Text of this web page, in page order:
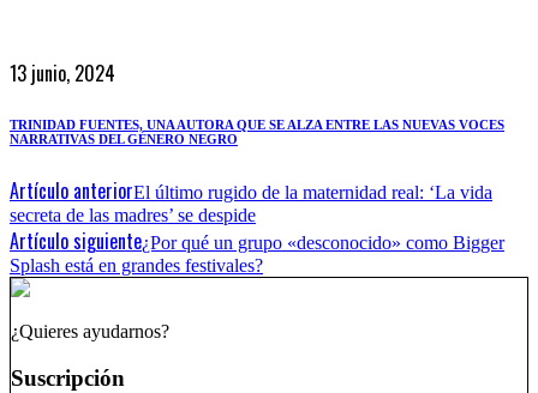
13 junio, 2024
TRINIDAD FUENTES, UNA AUTORA QUE SE ALZA ENTRE LAS NUEVAS VOCES
NARRATIVAS DEL GÉNERO NEGRO
Artículo anteriorEl último rugido de la maternidad real: ‘La vida
secreta de las madres’ se despide
Artículo siguiente¿Por qué un grupo «desconocido» como Bigger
Splash está en grandes festivales?
¿Quieres ayudarnos?
Suscripción